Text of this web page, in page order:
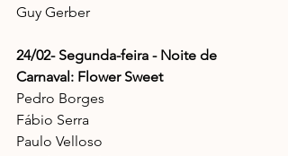
Guy Gerber
24/02- Segunda-feira - Noite de
Carnaval: Flower Sweet
Pedro Borges
Fábio Serra
Paulo Velloso